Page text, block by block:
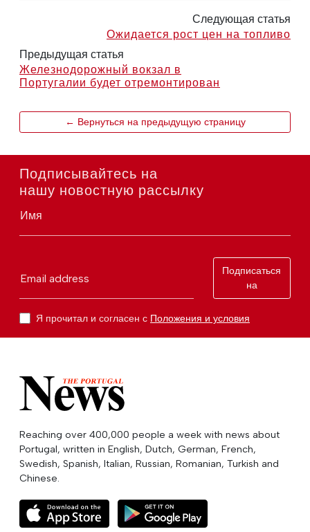
Следующая статья
Ожидается рост цен на топливо
Предыдущая статья
Железнодорожный вокзал в
Португалии будет отремонтирован
← Вернуться на предыдущую страницу
Подписывайтесь на
нашу новостную рассылку
Имя
Email address
Подписаться
на
Я прочитал и согласен с Положения и условия
Reaching over 400,000 people a week with news about
Portugal, written in English, Dutch, German, French,
Swedish, Spanish, Italian, Russian, Romanian, Turkish and
Chinese.